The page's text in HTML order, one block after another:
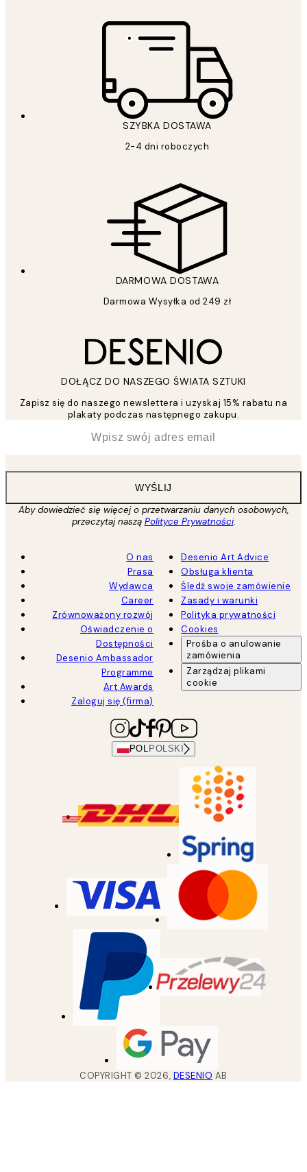
SZYBKA DOSTAWA
2-4 dni roboczych
DARMOWA DOSTAWA
Darmowa Wysyłka od 249 zł
DOŁĄCZ DO NASZEGO ŚWIATA SZTUKI
Zapisz się do naszego newslettera i uzyskaj 15% rabatu na
plakaty podczas następnego zakupu.
WYŚLIJ
Aby dowiedzieć się więcej o przetwarzaniu danych osobowych,
przeczytaj naszą Polityce Prywatności.
O nas
Prasa
Wydawca
Career
Zrównoważony rozwój
Oświadczenie o
Dostępności
Desenio Ambassador
Programme
Art Awards
Zaloguj się (firma)
Desenio Art Advice
Obsługa klienta
Śledź swoje zamówienie
Zasady i warunki
Polityka prywatności
Cookies
Prośba o anulowanie
zamówienia
Zarządzaj plikami
cookie
POL POLSKI
COPYRIGHT ©2026, DESENIO AB